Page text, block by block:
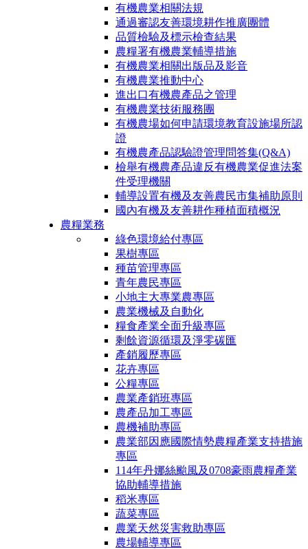
有機農業相關法規
通過審認友善環境耕作推廣團體
品質檢驗及標示檢查結果
農糧署有機農業輔導措施
有機農業相關出版品及影音
有機農業推動中心
進出口有機農產品之管理
有機農業技術服務團
有機農場如何申請環境教育設施場所認
證
有機農產品認驗證管理問答集(Q&A)
檢舉有機農產品違反有機農業促進法案
件受理機關
輔導設置有機及友善農民市集補助原則
國內有機及友善耕作種植面積概況
農糧業務
綠色環境給付專區
果樹專區
種苗管理專區
青年農民專區
小地主大專業農專區
農業機械及自動化
糧食產業全面升級專區
剩餘資源循環及淨零碳匯
產銷履歷專區
花卉專區
公糧專區
農業產銷班專區
農產品加工專區
農機補助專區
農業部因應國際情勢農糧產業支持措施
專區
114年丹娜絲颱風及0708豪雨農糧產業
協助輔導措施
稻米專區
蔬菜專區
農業天然災害救助專區
農場輔導專區